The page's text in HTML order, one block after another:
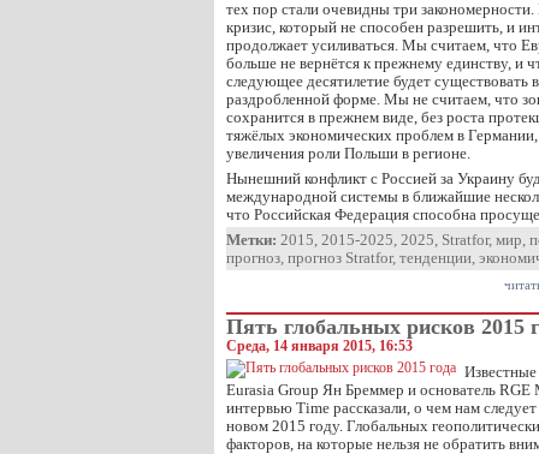
тех пор стали очевидны три
кризис, который не способен разрешить, и
продолжает усиливаться. Мы считаем, что
больше не вернётся к прежнему единству, и
следующее десятилетие будет существовать
раздробленной форме. Мы не считаем, что
сохранится в прежнем виде, без роста
тяжёлых экономических проблем в Германии,
увеличения роли Польши в регионе.
Нынешний конфликт с Россией за Украину
международной системы в ближайшие
что Российская Федерация способна
Метки: 2015, 2015-2025, 2025, Stratfor, мир,
прогноз, прогноз Stratfor, тенденции,
Пять глобальных рисков 2015
Среда, 14 января 2015, 16:53
Известные
Eurasia Group Ян Бреммер и основатель
интервью Time рассказали, о чем нам
новом 2015 году. Глобальных
факторов, на которые нельзя не обратить